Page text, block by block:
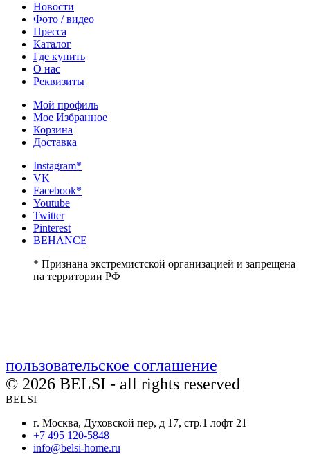
Новости
Фото / видео
Пресса
Каталог
Где купить
О нас
Реквизиты
Мой профиль
Мое Избранное
Корзина
Доставка
Instagram*
VK
Facebook*
Youtube
Twitter
Pinterest
BEHANCE
* Признана экстремистской организацией и запрещена
на территории РФ
пользовательское соглашение
© 2026 BELSI - all rights reserved
BELSI
г. Москва, Духовской пер, д 17, стр.1 лофт 21
+7 495 120-5848
info@belsi-home.ru